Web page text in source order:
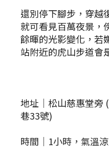
還別停下腳步，穿越
就可看見百萬夜景，
餘暉的光影變化，若
站附近的虎山步道會
地址｜松山慈惠堂旁
巷33號)
時間｜1小時，氣溫